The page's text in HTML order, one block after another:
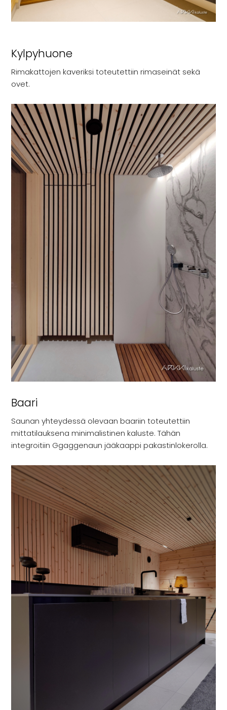
Kylpyhuone
Rimakattojen kaveriksi toteutettiin rimaseinät sekä
ovet.
Baari
Saunan yhteydessä olevaan baariin toteutettiin
mittatilauksena minimalistinen kaluste. Tähän
integroitiin Ggaggenaun jääkaappi pakastinlokerolla.